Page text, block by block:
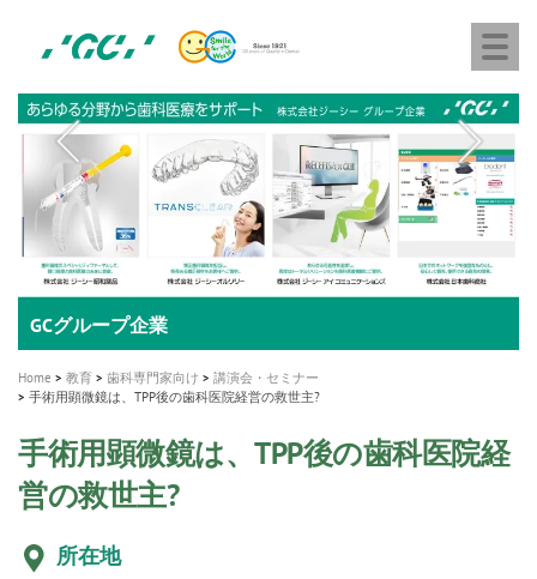
content
社
ジ
ー
シ
ー
M
A healthy smile greatly contributes to your quality of life
新発売 エバーエックス フロー
「セラスマート テクノロジーブック」公開
「イニシャル LiSi（リジ）ブロック テクノロジーブッ
ク」公開
歯を内部まで白くする
新製品 イオム ナゴミ for DH
専用サイトはこちら
新製品バキュクレーブ 118 / 318 Prime
製品の詳細情報はこちら
インプラント Aadva®
GCグループ企業
Home 教育 歯科専門家向け
講演会・セミナー
手術用顕微鏡は、TPP後の歯科医院経営の救世主?
手術用顕微鏡は、TPP後の歯科医院経
営の救世主?
所在地